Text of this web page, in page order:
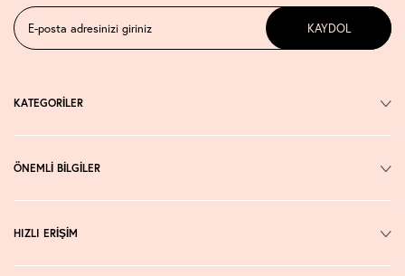
KAYDOL
KATEGORİLER
ÖNEMLİ BİLGİLER
HIZLI ERİŞİM